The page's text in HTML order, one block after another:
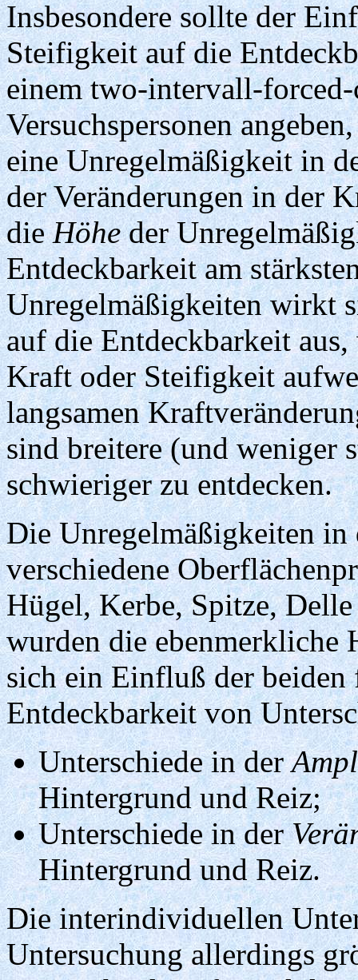
Insbesondere sollte der
Steifigkeit auf die
einem two-intervall-
Versuchspersonen
eine Unregelmäßigkeit in
der Veränderungen in der
dieHöheder
Entdeckbarkeit am
Unregelmäßigkeiten wirkt
auf die Entdeckbarkeit
Kraft oder Steifigkeit
langsamen
sind breitere (und weniger
schwieriger zu entdecken.
Die Unregelmäßigkeiten
verschiedene
Hügel, Kerbe, Spitze,
wurden die ebenmerkliche
sich ein Einfluß der
Entdeckbarkeit von
Unterschiede in der
Hintergrund und Reiz;
Unterschiede in der
Hintergrund und Reiz.
Die interindividuellen
Untersuchung allerdings